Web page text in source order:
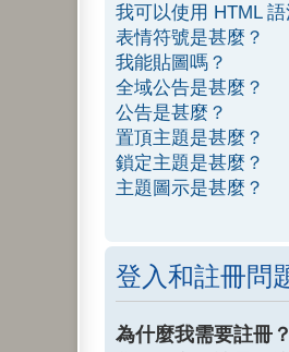
我可以使用 HTML 語
表情符號是甚麼？
我能貼圖嗎？
全域公告是甚麼？
公告是甚麼？
置頂主題是甚麼？
鎖定主題是甚麼？
主題圖示是甚麼？
登入和註冊問
為什麼我需要註冊？